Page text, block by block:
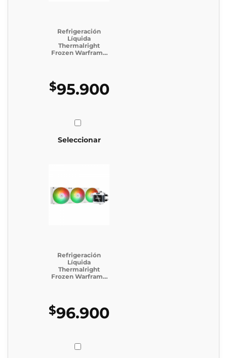
Refrigeración
Líquida
Thermalright
Frozen Warframe
$95.900
Seleccionar
Refrigeración
Líquida
Thermalright
Frozen Warframe
$96.900